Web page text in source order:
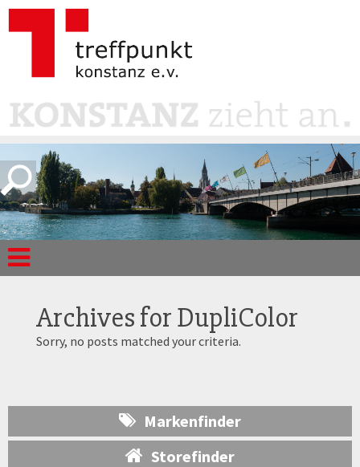
Archives forDupliColor
Sorry, no posts matched your criteria.
Markenfinder
Storefinder